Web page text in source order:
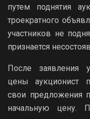
путем поднятия
троекратного
участников не
признается
После заявления
цены аукционист
свои предложения
начальную цену.